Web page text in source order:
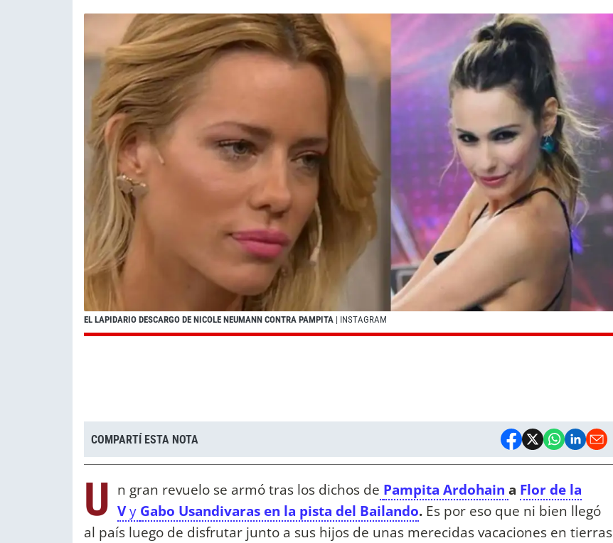
EL LAPIDARIO DESCARGO DE NICOLE NEUMANN CONTRA PAMPITA | INSTAGRAM
COMPARTÍ ESTA NOTA
U n gran revuelo se armó tras los dichos de Pampita Ardohain a Flor de la
Vy Gabo Usandivaras en la pista del Bailando. Es por eso que ni bien llegó
al país luego de disfrutar junto a sus hijos de unas merecidas vacaciones en tierras